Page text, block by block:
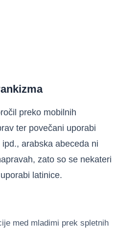
preko mobilnih
ter povečani uporabi
arabska abeceda ni
zato so se nekateri
latinice.
med mladimi prek spletnih